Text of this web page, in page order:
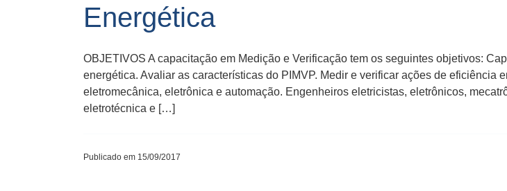
Energética
OBJETIVOS A capacitação em Medição e Verificação tem os seguintes objetivos:
energética. Avaliar as características do PIMVP. Medir e verificar ações de eficiência
eletromecânica, eletrônica e automação. Engenheiros eletricistas, eletrônicos,
eletrotécnica e […]
Publicado em 15/09/2017